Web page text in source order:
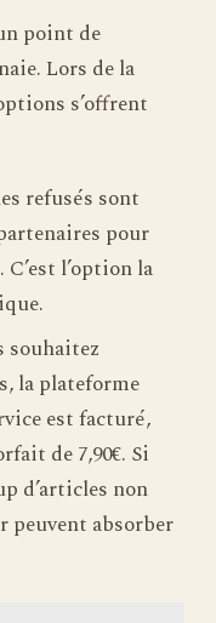
point de
Lors de la
s’offrent
refusés sont
pour
l’option la
souhaitez
la plateforme
est facturé,
de 7,90€. Si
d’articles non
peuvent absorber